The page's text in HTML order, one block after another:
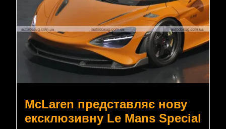
McLaren представляє нову
ексклюзивну Le Mans Special